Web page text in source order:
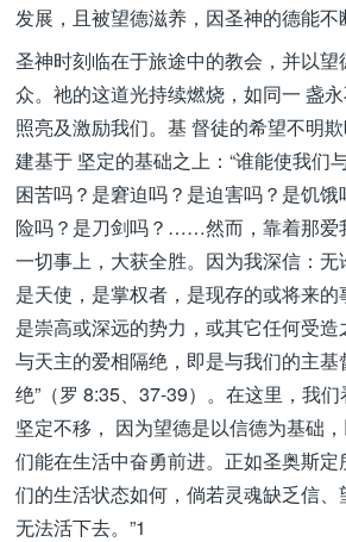
发展，且被望德滋养，因圣神的德能不
圣神时刻临在于旅途中的教会，并以
众。祂的这道光持续燃烧，如同一 盏
照亮及激励我们。基 督徒的希望不明
建基于 坚定的基础之上：“谁能使我们
困苦吗？是窘迫吗？是迫害吗？是饥
险吗？是刀剑吗？……然而，靠着那爱
一切事上，大获全胜。因为我深信：无
是天使，是掌权者，是现存的或将来的
是崇高或深远的势力，或其它任何受
与天主的爱相隔绝，即是与我们的主
绝”（罗 8:35、37-39）。在这里，我
坚定不移， 因为望德是以信德为基础
们能在生活中奋勇前进。正如圣奥斯定
们的生活状态如何，倘若灵魂缺乏信
无法活下去。”1